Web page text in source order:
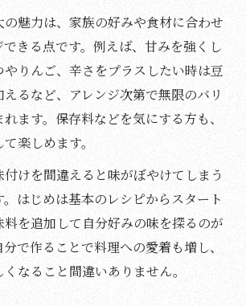
きる焼肉タレアレンジ方法とは
肉タレで柔らかな旨味
れレシピりんごの甘みを活かす技
らかくなるりんご入りタレの秘密
レシピでりんごを使うメリット
肉タレにりんごを加える方法
肉のたれレシピりんご活用アイデ
レアレンジで味変自在
アレンジで自分好みの味を発見
の魅力は、家族の好みや食材に合わせ
きる点です。例えば、甘みを強くし
りんご、辛さをプラスしたい時は豆
るなど、アレンジ次第で無限のバリ
ます。保存料などを気にする方も、
楽しめます。
けを間違えると味がぼやけてしまう
。はじめは基本のレシピからスタート
料を追加して自分好みの味を探るのが
で作ることで料理への愛着も増し、
なること間違いありません。